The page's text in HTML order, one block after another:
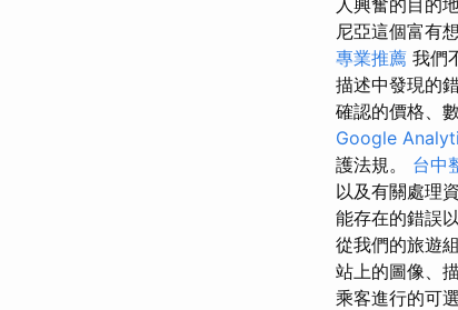
尼亞這個富有
專業推薦 我們
描述中發現的
確認的價格、
Google
護法規。 台中
以及有關處理
能存在的錯誤
從我們的旅遊
站上的圖像、
乘客進行的可